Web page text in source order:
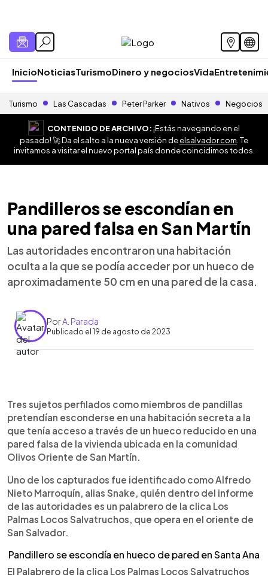
InicioNoticiasTurismoDinero y negociosVida
Turismo Las Cascadas Peter Parker Nativos Negocios
CONTENIDO DE ARCHIVO:¡Estás navegando en el
pasado! 🚀 Da el salto a la nueva versión deelsalvador.com . Te
invitamos a visitar el nuevo portal país donde coincidimos todos.
Pandilleros se escondían en
una pared falsa en San Martín
Las autoridades encontraron una habitación
oculta a la que se podía acceder por un hueco de
aproximadamente 50 cm en una pared de la casa.
PorA. Parada
Publicado el 19 de agosto de 2023
► Escuchar artículo
Tres sujetos perfilados como miembros de pandillas
pretendían esconderse en una habitación secreta a la
que tenía acceso a través de un hueco reducido en una
pared falsa de la vivienda ubicada en la comunidad
Olivos Oriente de San Martín.
Uno de los capturados fue identificado como Alfredo
Nieto Marroquín, alias Snake, quién dentro del informe
de las autoridades es un palabrero de la clica Los
Palmas Locos Salvatruchos, que opera en el oriente de
San Salvador.
Pandillero se escondía en hueco de pared en Santa Ana
El Palabrero de la clica Los Palmas Locos Salvatruchos